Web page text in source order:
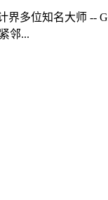
多位知名大师
邻...